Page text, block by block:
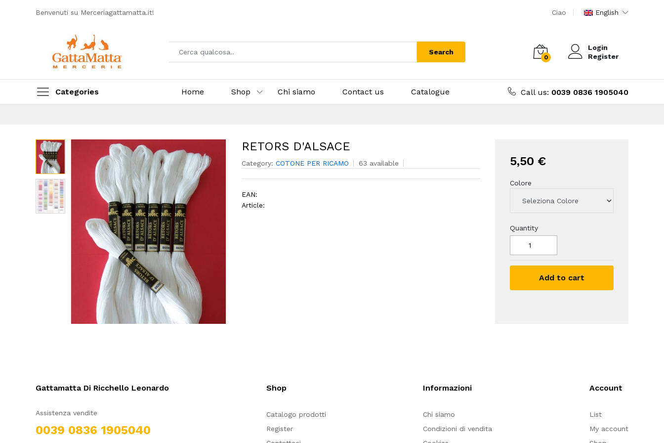
Benvenuti su Merceriagattamatta.it! Ciao English
Search
0
Login
Register
Categories Home Shop Chi siamo Contact us Catalogue Call us: 0039 0836 1905040
RETORS D'ALSACE
Category: COTONE PER RICAMO 63 available
EAN:
Article:
5,50 €
Colore
Quantity
Add to cart
Gattamatta Di Ricchello Leonardo
Assistenza vendite
0039 0836 1905040
Shop
Catalogo prodotti
Register
Informazioni
Chi siamo
Condizioni di vendita
Account
List
My account